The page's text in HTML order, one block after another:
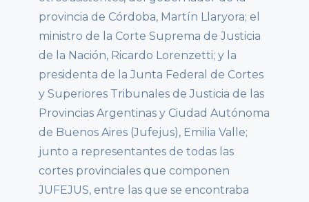
provincia de Córdoba, Martín Llaryora; el
ministro de la Corte Suprema de Justicia
de la Nación, Ricardo Lorenzetti; y la
presidenta de la Junta Federal de Cortes
y Superiores Tribunales de Justicia de las
Provincias Argentinas y Ciudad Autónoma
de Buenos Aires (Jufejus), Emilia Valle;
junto a representantes de todas las
cortes provinciales que componen
JUFEJUS, entre las que se encontraba